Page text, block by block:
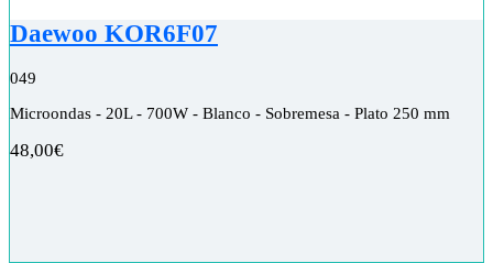
Daewoo KOR6F07
049
Microondas - 20L - 700W - Blanco - Sobremesa - Plato 250 mm
48,00€